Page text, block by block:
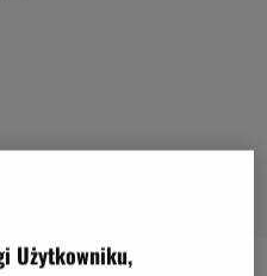
Użytkowniku,